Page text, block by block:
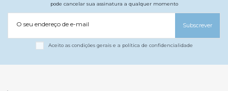
pode cancelar sua assinatura a qualquer momento
O seu endereço de e-mail Subscrever
Aceito as condições gerais e a política de confidencialidade